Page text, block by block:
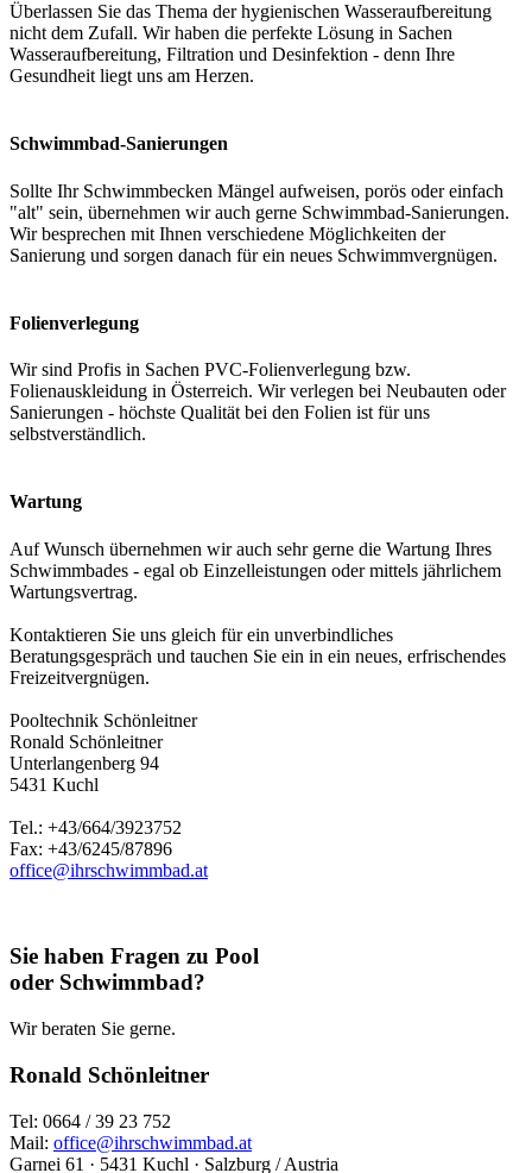
Überlassen Sie das Thema der hygienischen Wasseraufbereitung
nicht dem Zufall. Wir haben die perfekte Lösung in Sachen
Wasseraufbereitung, Filtration und Desinfektion - denn Ihre
Gesundheit liegt uns am Herzen.
Schwimmbad-Sanierungen
Sollte Ihr Schwimmbecken Mängel aufweisen, porös oder einfach
"alt" sein, übernehmen wir auch gerne Schwimmbad-Sanierungen.
Wir besprechen mit Ihnen verschiedene Möglichkeiten der
Sanierung und sorgen danach für ein neues Schwimmvergnügen.
Folienverlegung
Wir sind Profis in Sachen PVC-Folienverlegung bzw.
Folienauskleidung in Österreich. Wir verlegen bei Neubauten oder
Sanierungen - höchste Qualität bei den Folien ist für uns
selbstverständlich.
Wartung
Auf Wunsch übernehmen wir auch sehr gerne die Wartung Ihres
Schwimmbades - egal ob Einzelleistungen oder mittels jährlichem
Wartungsvertrag.
Kontaktieren Sie uns gleich für ein unverbindliches
Beratungsgespräch und tauchen Sie ein in ein neues, erfrischendes
Freizeitvergnügen.
Pooltechnik Schönleitner
Ronald Schönleitner
Unterlangenberg 94
5431 Kuchl
Tel.: +43/664/3923752
Fax: +43/6245/87896
office@ihrschwimmbad.at
Sie haben Fragen zu Pool
oder Schwimmbad?
Wir beraten Sie gerne.
Ronald Schönleitner
Tel: 0664 / 39 23 752
Mail: office@ihrschwimmbad.at
Garnei 61 · 5431 Kuchl · Salzburg / Austria